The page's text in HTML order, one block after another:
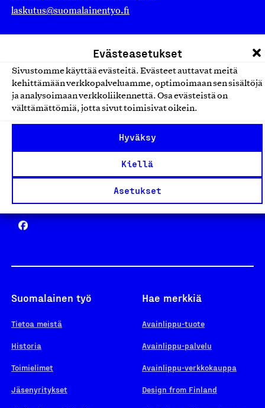
Evästeasetukset
Sivustomme käyttää evästeitä. Evästeet auttavat meitä
kehittämään verkkopalveluamme, optimoimaan sen sisältöjä
ja analysoimaan verkkoliikennettä. Osa evästeistä on
välttämättömiä, jotta sivut toimisivat oikein.
Hyväksy
Kiellä
Asetukset
laskutus@suomalainentyo.fi
Avainlippu
Yhteiskunnallinen Yritys -merkki
Suomalainen työ
Tietoa meistä
Historia
Toimielimet
Jäsenyritykset
Hae merkkiä
Avainlippu-tuote
Avainlippu-palvelu
Avainlippu-verkkokauppa
Design from Finland